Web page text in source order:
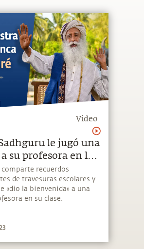
Video
le jugó una
su profesora en la
| Sadhguru Español
comparte recuerdos
de travesuras escolares y
«dio la bienvenida» a una
en su clase.